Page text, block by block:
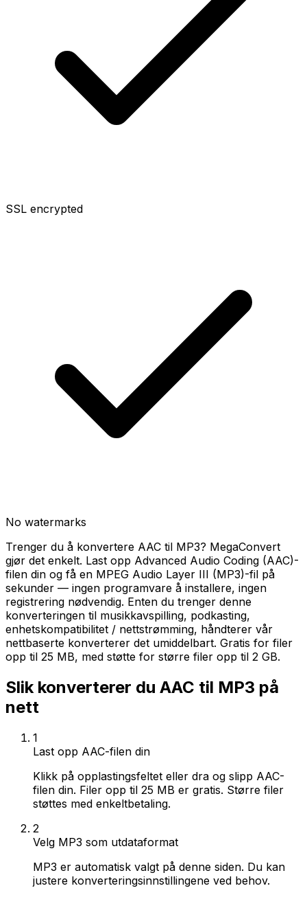
SSL encrypted
No watermarks
Trenger du å konvertere AAC til MP3? MegaConvert
gjør det enkelt. Last opp Advanced Audio Coding (AAC)-
filen din og få en MPEG Audio Layer III (MP3)-fil på
sekunder — ingen programvare å installere, ingen
registrering nødvendig. Enten du trenger denne
konverteringen til musikkavspilling, podkasting,
enhetskompatibilitet / nettstrømming, håndterer vår
nettbaserte konverterer det umiddelbart. Gratis for filer
opp til 25 MB, med støtte for større filer opp til 2 GB.
Slik konverterer du AAC til MP3 på
nett
1
Last opp AAC-filen din
Klikk på opplastingsfeltet eller dra og slipp AAC-
filen din. Filer opp til 25 MB er gratis. Større filer
støttes med enkeltbetaling.
2
Velg MP3 som utdataformat
MP3 er automatisk valgt på denne siden. Du kan
justere konverteringsinnstillingene ved behov.